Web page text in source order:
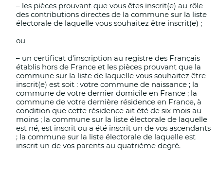
Veiller au respect des arrêtés préfectoraux
L’agence régionale de santé (ARS)
structures médico-sociales accueillants
ainsi qu’un suivi au cas par cas de la mise en
d’anticiper la mise en œuvre de leur plan de
Par ailleurs, il a été demandé aux
vigilance habituellement déployée auprès
– les pièces prouvant que vous êtes inscrit(e) au rôle
des contributions directes de la commune sur la liste
électorale de laquelle vous souhaitez être inscrit(e) ;
ou
– un certificat d’inscription au registre des Français
établis hors de France et les pièces prouvant que la
commune sur la liste de laquelle vous souhaitez être
inscrit(e) est soit : votre commune de naissance ; la
commune de votre dernier domicile en France ; la
commune de votre dernière résidence en France, à
condition que cette résidence ait été de six mois au
moins ; la commune sur la liste électorale de laquelle
est né, est inscrit ou a été inscrit un de vos ascendants
; la commune sur la liste électorale de laquelle est
inscrit un de vos parents au quatrième degré.